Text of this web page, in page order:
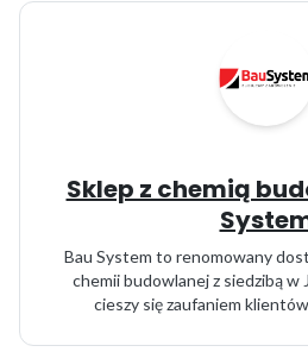
Sklep z chemią
Bau System to renomowany
chemii budowlanej z siedzibą w
cieszy się zaufaniem